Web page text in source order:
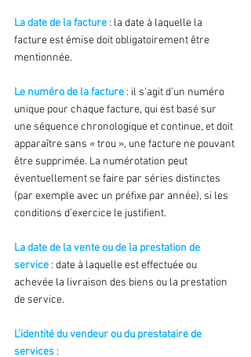
La date de la facture : la date à laquelle la
facture est émise doit obligatoirement être
mentionnée.
Le numéro de la facture : il s’agit d’un numéro
unique pour chaque facture, qui est basé sur
une séquence chronologique et continue, et doit
apparaître sans « trou », une facture ne pouvant
être supprimée. La numérotation peut
éventuellement se faire par séries distinctes
(par exemple avec un préfixe par année), si les
conditions d’exercice le justifient.
La date de la vente ou de la prestation de
service : date à laquelle est effectuée ou
achevée la livraison des biens ou la prestation
de service.
L’identité du vendeur ou du prestataire de
services :